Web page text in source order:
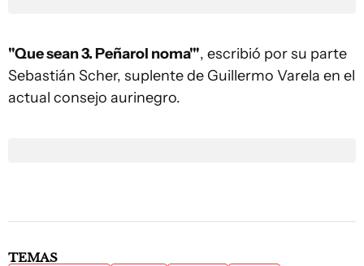
"Que sean 3. Peñarol noma'", escribió por su parte
Sebastián Scher, suplente de Guillermo Varela en el
actual consejo aurinegro.
TEMAS